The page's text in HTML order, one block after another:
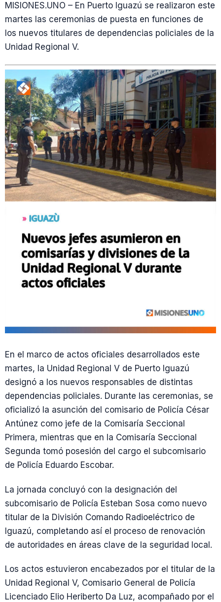
MISIONES.UNO – En Puerto Iguazú se realizaron este
martes las ceremonias de puesta en funciones de
los nuevos titulares de dependencias policiales de la
Unidad Regional V.
En el marco de actos oficiales desarrollados este
martes, la Unidad Regional V de Puerto Iguazú
designó a los nuevos responsables de distintas
dependencias policiales. Durante las ceremonias, se
oficializó la asunción del comisario de Policía César
Antúnez como jefe de la Comisaría Seccional
Primera, mientras que en la Comisaría Seccional
Segunda tomó posesión del cargo el subcomisario
de Policía Eduardo Escobar.
La jornada concluyó con la designación del
subcomisario de Policía Esteban Sosa como nuevo
titular de la División Comando Radioeléctrico de
Iguazú, completando así el proceso de renovación
de autoridades en áreas clave de la seguridad local.
Los actos estuvieron encabezados por el titular de la
Unidad Regional V, Comisario General de Policía
Licenciado Elio Heriberto Da Luz, acompañado por el